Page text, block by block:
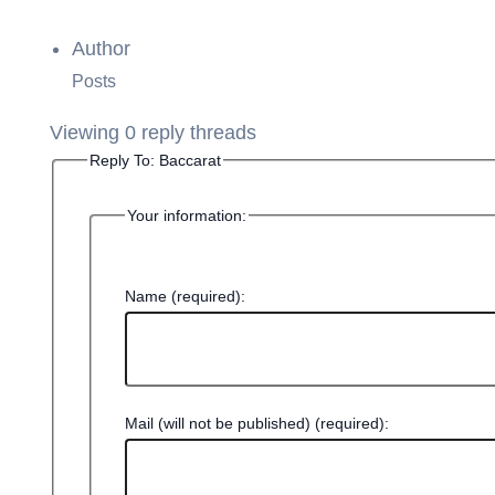
Author
Posts
Viewing 0 reply threads
Reply To: Baccarat
Your information:
Name (required):
Mail (will not be published) (required):